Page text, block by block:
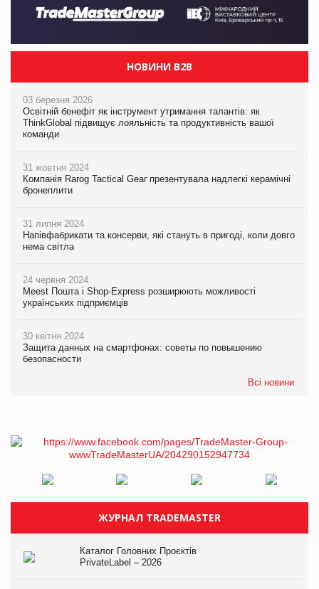
НОВИНИ B2B
03 березня 2026
Освітній бенефіт як інструмент утримання талантів: як
ThinkGlobal підвищує лояльність та продуктивність вашої
команди
31 жовтня 2024
Компанія Rarog Tactical Gear презентувала надлегкі керамічні
бронеплити
31 липня 2024
Напівфабрикати та консерви, які стануть в пригоді, коли довго
нема світла
24 червня 2024
Meest Пошта і Shop-Express розширюють можливості
українських підприємців
30 квітня 2024
Защита данных на смартфонах: советы по повышению
безопасности
Всі новини
ЖУРНАЛ TRADEMASTER
Каталог Головних Проєктів
PrivateLabel – 2026